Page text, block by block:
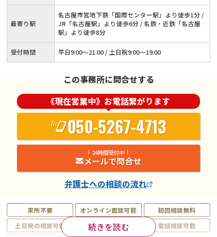
来所不要 オンライン面談可能
初回相談無料
土日祝の相談可能
19時以降電話可能
電話相談可能
続きを読む
最寄り駅
名古屋市営地下鉄「国際センター駅」より徒歩1分 /
JR「名古屋駅」より徒歩6分 / 名鉄・近鉄「名古屋
駅」より徒歩8分
受付時間 平日9:00～21:00 / 土日祝9:00～19:00
この事務所に問合せする
《現在営業中》お電話繋がります
050-5267-4713
24時間受付中
メールで問合せ
弁護士への相談の流れ